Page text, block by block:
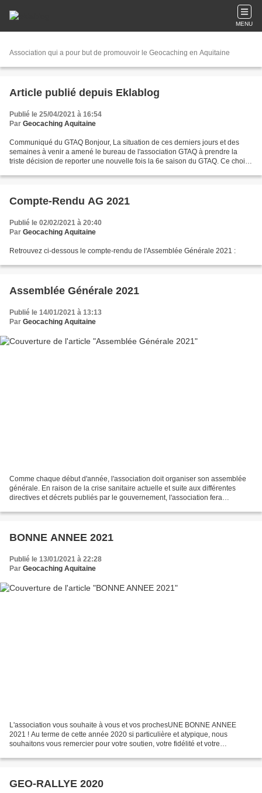
MENU
Association qui a pour but de promouvoir le Geocaching en Aquitaine
Article publié depuis Eklablog
Publié le 25/04/2021 à 16:54
Par Geocaching Aquitaine
Communiqué du GTAQ Bonjour, La situation de ces derniers jours et des
semaines à venir a amené le bureau de l'association GTAQ à prendre la
triste décision de reporter une nouvelle fois la 6e saison du GTAQ. Ce choix
Compte-Rendu AG 2021
Publié le 02/02/2021 à 20:40
Par Geocaching Aquitaine
Retrouvez ci-dessous le compte-rendu de l'Assemblée Générale 2021 :
Assemblée Générale 2021
Publié le 14/01/2021 à 13:13
Par Geocaching Aquitaine
Comme chaque début d'année, l'association doit organiser son assemblée
générale. En raison de la crise sanitaire actuelle et suite aux différentes
directives et décrets publiés par le gouvernement, l'association fera
BONNE ANNEE 2021
Publié le 13/01/2021 à 22:28
Par Geocaching Aquitaine
L'association vous souhaite à vous et vos prochesUNE BONNE ANNEE
2021 ! Au terme de cette année 2020 si particulière et atypique, nous
souhaitons vous remercier pour votre soutien, votre fidélité et votre
GEO-RALLYE 2020